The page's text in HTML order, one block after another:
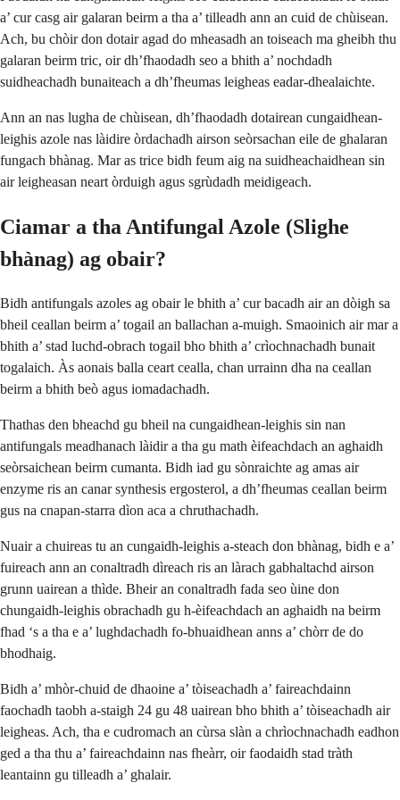
a’ cur casg air galaran beirm a tha a’ tilleadh ann an cuid de chùisean.
Ach, bu chòir don dotair agad do mheasadh an toiseach ma gheibh thu
galaran beirm tric, oir dh’fhaodadh seo a bhith a’ nochdadh
suidheachadh bunaiteach a dh’fheumas leigheas eadar-dhealaichte.
Ann an nas lugha de chùisean, dh’fhaodadh dotairean cungaidhean-
leighis azole nas làidire òrdachadh airson seòrsachan eile de ghalaran
fungach bhànag. Mar as trice bidh feum aig na suidheachaidhean sin
air leigheasan neart òrduigh agus sgrùdadh meidigeach.
Ciamar a tha Antifungal Azole (Slighe
bhànag) ag obair?
Bidh antifungals azoles ag obair le bhith a’ cur bacadh air an dòigh sa
bheil ceallan beirm a’ togail an ballachan a-muigh. Smaoinich air mar a
bhith a’ stad luchd-obrach togail bho bhith a’ crìochnachadh bunait
togalaich. Às aonais balla ceart cealla, chan urrainn dha na ceallan
beirm a bhith beò agus iomadachadh.
Thathas den bheachd gu bheil na cungaidhean-leighis sin nan
antifungals meadhanach làidir a tha gu math èifeachdach an aghaidh
seòrsaichean beirm cumanta. Bidh iad gu sònraichte ag amas air
enzyme ris an canar synthesis ergosterol, a dh’fheumas ceallan beirm
gus na cnapan-starra dìon aca a chruthachadh.
Nuair a chuireas tu an cungaidh-leighis a-steach don bhànag, bidh e a’
fuireach ann an conaltradh dìreach ris an làrach gabhaltachd airson
grunn uairean a thìde. Bheir an conaltradh fada seo ùine don
chungaidh-leighis obrachadh gu h-èifeachdach an aghaidh na beirm
fhad ‘s a tha e a’ lughdachadh fo-bhuaidhean anns a’ chòrr de do
bhodhaig.
Bidh a’ mhòr-chuid de dhaoine a’ tòiseachadh a’ faireachdainn
faochadh taobh a-staigh 24 gu 48 uairean bho bhith a’ tòiseachadh air
leigheas. Ach, tha e cudromach an cùrsa slàn a chrìochnachadh eadhon
ged a tha thu a’ faireachdainn nas fheàrr, oir faodaidh stad tràth
leantainn gu tilleadh a’ ghalair.